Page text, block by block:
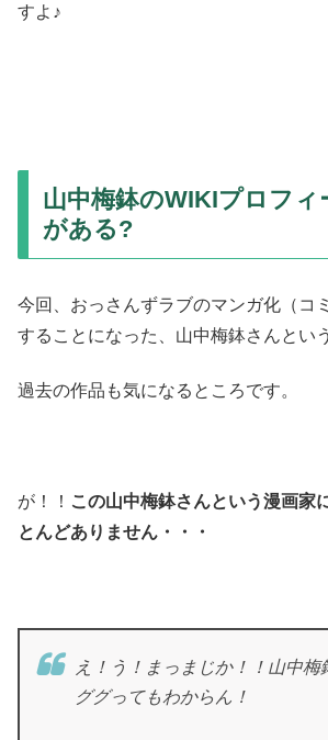
すよ♪
山中梅鉢のWIKIプロフィ
がある?
今回、おっさんずラブのマンガ化（コ
することになった、山中梅鉢さんとい
過去の作品も気になるところです。
が！！ この山中梅鉢さんという漫画家
とんどありません・・・
え！う！まっまじか！！山中梅
ググってもわからん！